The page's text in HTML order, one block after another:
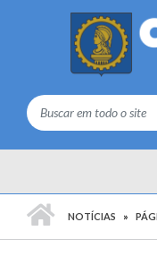
NOTÍCIAS